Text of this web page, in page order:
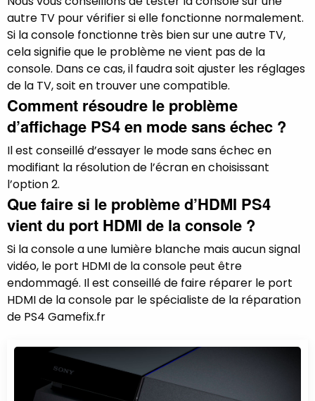
autre TV pour vérifier si elle fonctionne normalement.
Si la console fonctionne très bien sur une autre TV,
cela signifie que le problème ne vient pas de la
console. Dans ce cas, il faudra soit ajuster les réglages
de la TV, soit en trouver une compatible.
Comment résoudre le problème
d’affichage PS4 en mode sans échec ?
Il est conseillé d’essayer le mode sans échec en
modifiant la résolution de l’écran en choisissant
l’option 2.
Que faire si le problème d’HDMI PS4
vient du port HDMI de la console ?
Si la console a une lumière blanche mais aucun signal
vidéo, le port HDMI de la console peut être
endommagé. Il est conseillé de faire réparer le port
HDMI de la console par le spécialiste de la réparation
de PS4 Gamefix.fr